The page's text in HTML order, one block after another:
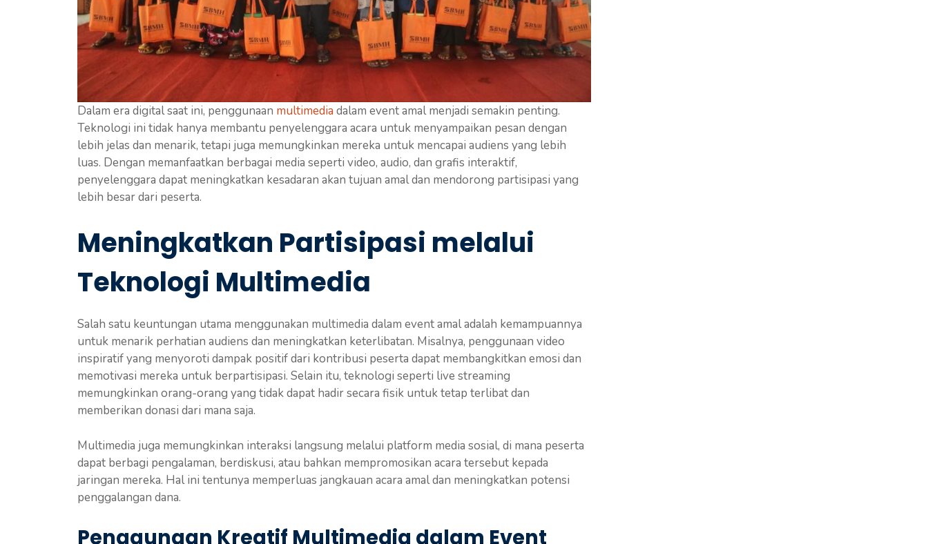
Dalam era digital saat ini, penggunaan multimedia dalam event amal menjadi semakin penting.
Teknologi ini tidak hanya membantu penyelenggara acara untuk menyampaikan pesan dengan
lebih jelas dan menarik, tetapi juga memungkinkan mereka untuk mencapai audiens yang lebih
luas. Dengan memanfaatkan berbagai media seperti video, audio, dan grafis interaktif,
penyelenggara dapat meningkatkan kesadaran akan tujuan amal dan mendorong partisipasi yang
lebih besar dari peserta.
Meningkatkan Partisipasi melalui
Teknologi Multimedia
Salah satu keuntungan utama menggunakan multimedia dalam event amal adalah kemampuannya
untuk menarik perhatian audiens dan meningkatkan keterlibatan. Misalnya, penggunaan video
inspiratif yang menyoroti dampak positif dari kontribusi peserta dapat membangkitkan emosi dan
memotivasi mereka untuk berpartisipasi. Selain itu, teknologi seperti live streaming
memungkinkan orang-orang yang tidak dapat hadir secara fisik untuk tetap terlibat dan
memberikan donasi dari mana saja.
Multimedia juga memungkinkan interaksi langsung melalui platform media sosial, di mana peserta
dapat berbagi pengalaman, berdiskusi, atau bahkan mempromosikan acara tersebut kepada
jaringan mereka. Hal ini tentunya memperluas jangkauan acara amal dan meningkatkan potensi
penggalangan dana.
Penggunaan Kreatif Multimedia dalam Event